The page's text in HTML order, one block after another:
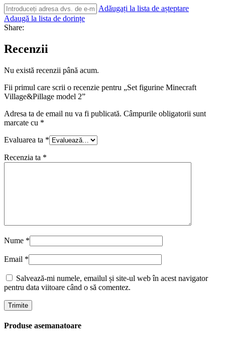
Adăugați la lista de așteptare
Adaugă la lista de dorințe
Share:
Recenzii
Nu există recenzii până acum.
Fii primul care scrii o recenzie pentru „Set figurine Minecraft
Village&Pillage model 2”
Adresa ta de email nu va fi publicată. Câmpurile obligatorii sunt
marcate cu *
Evaluarea ta *
Recenzia ta *
Nume *
Email *
Salvează-mi numele, emailul și site-ul web în acest navigator
pentru data viitoare când o să comentez.
Produse asemanatoare